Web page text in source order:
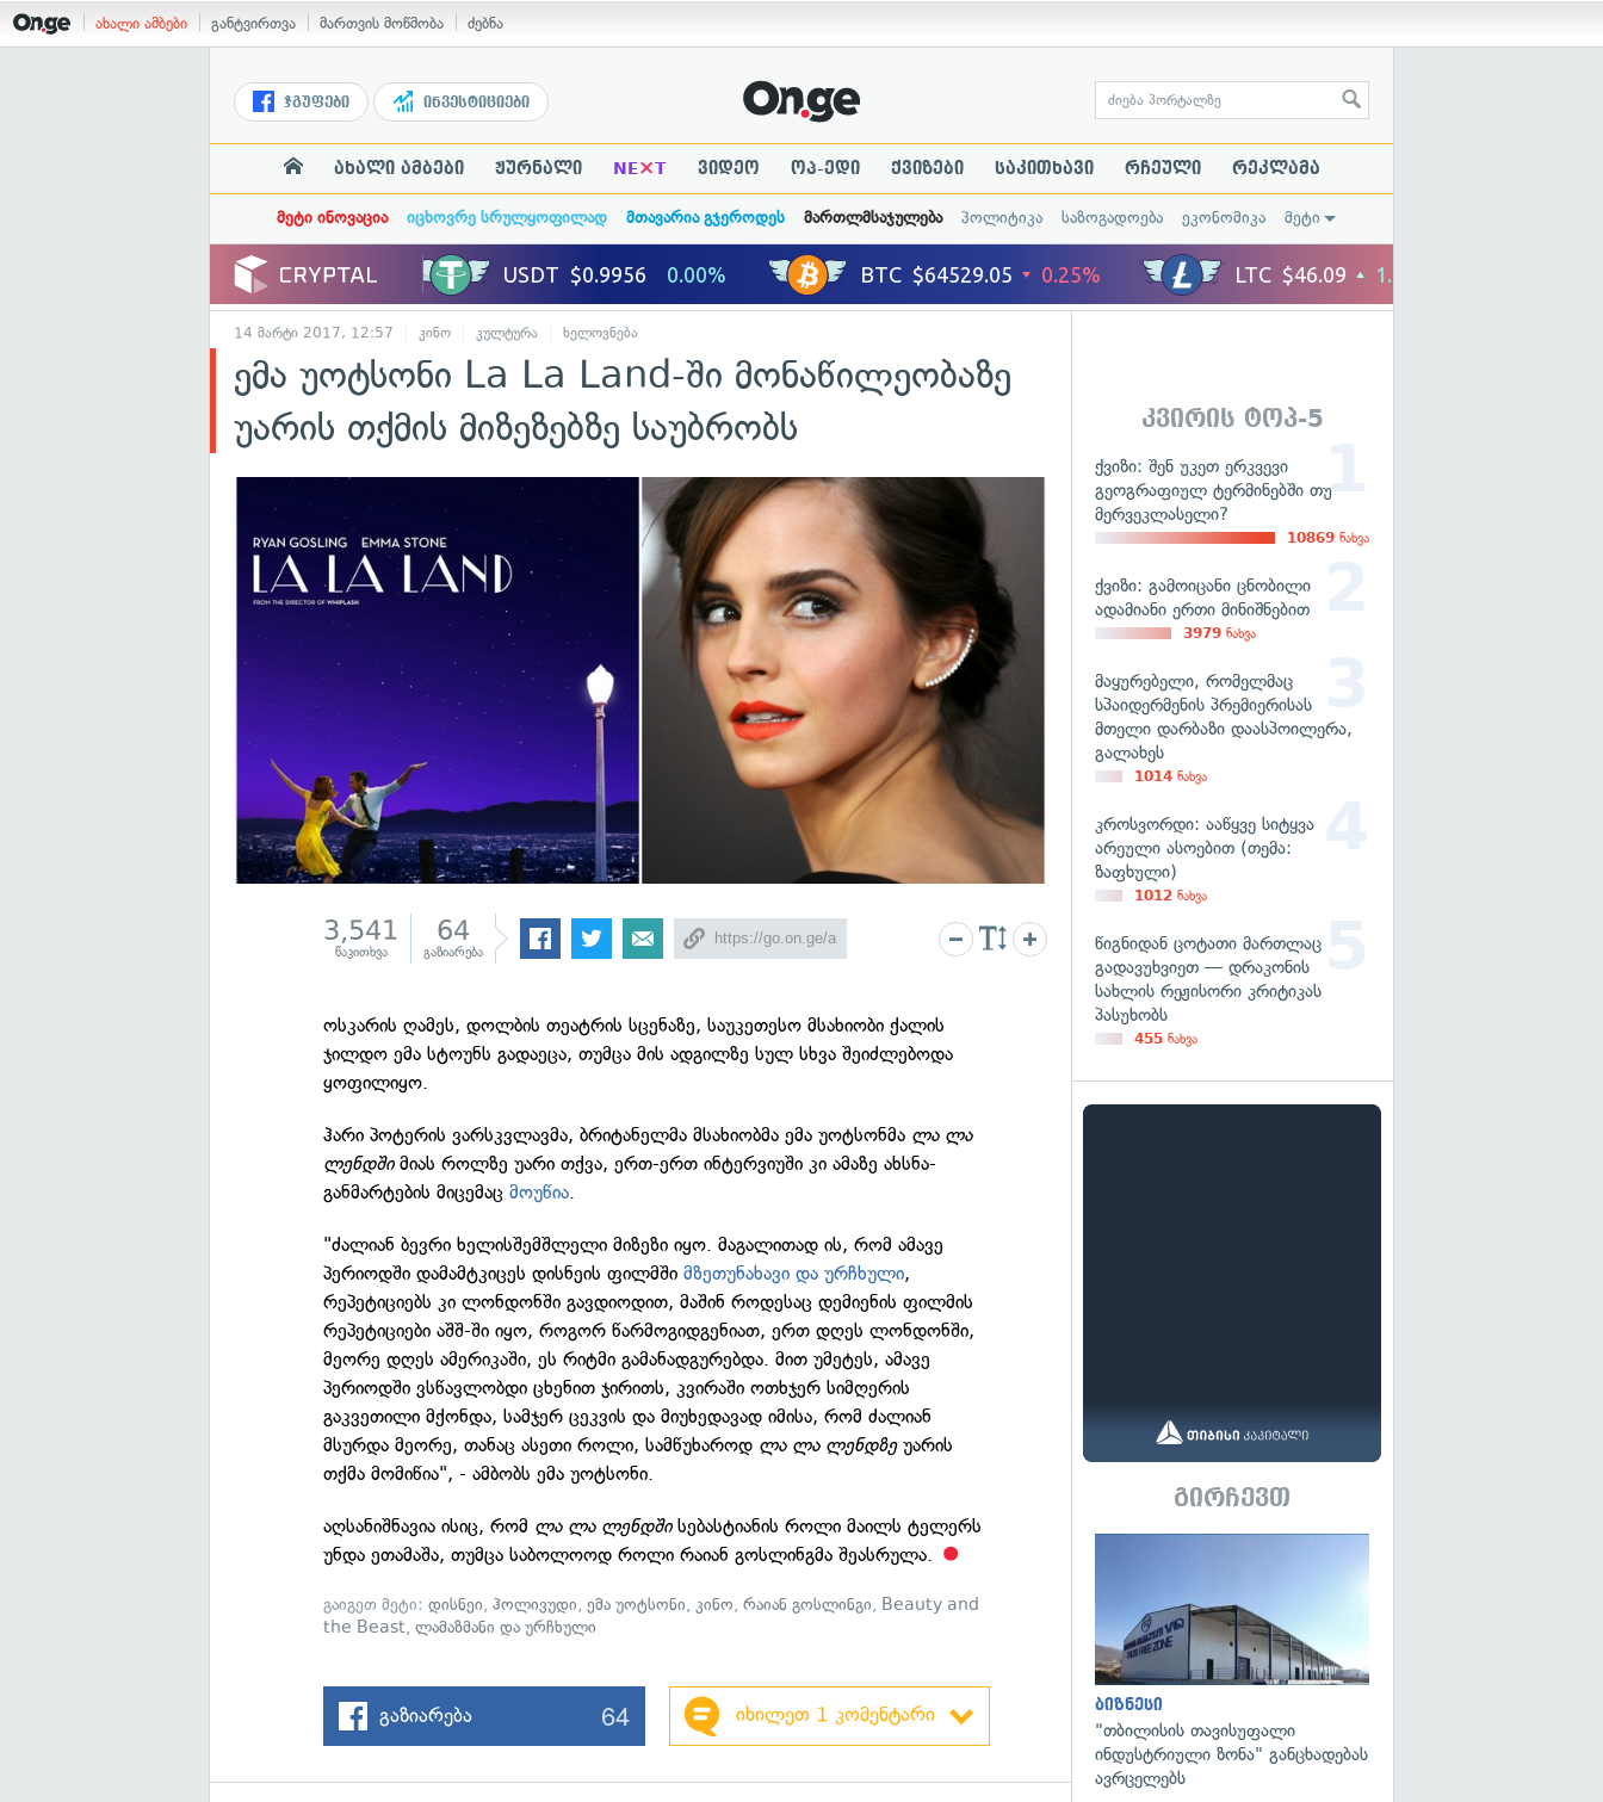
ახალი ამბები განტვირთვა მართვის მოწმობა ძებნა
ჯგუფები ინვესტიციები
ახალი ამბები ჟურნალი NE×T ვიდეო ოპ-ედი ქვიზები საკითხავი რჩეული რეკლამა
მეტი ინოვაცია იცხოვრე სრულყოფილად მთავარია გჯეროდეს მართლმსაჯულება პოლიტიკა საზოგადოება ეკონომიკა მეტი
14 მარტი 2017, 12:57 კინო კულტურა ხელოვნება
ემა უოტსონი La La Land-ში მონაწილეობაზე
უარის თქმის მიზეზებზე საუბრობს
3,541
წაკითხვა
64
გაზიარება
ოსკარის ღამეს, დოლბის თეატრის სცენაზე, საუკეთესო მსახიობი ქალის
ჯილდო ემა სტოუნს გადაეცა, თუმცა მის ადგილზე სულ სხვა შეიძლებოდა
ყოფილიყო.
ჰარი პოტერის ვარსკვლავმა, ბრიტანელმა მსახიობმა ემა უოტსონმა ლა ლა
ლენდშიმიას როლზე უარი თქვა, ერთ-ერთ ინტერვიუში კი ამაზე ახსნა-
განმარტების მიცემაცმოუწია.
"ძალიან ბევრი ხელისშემშლელი მიზეზი იყო. მაგალითად ის, რომ ამავე
პერიოდში დამამტკიცეს დისნეის ფილმშიმზეთუნახავი და ურჩხული,
რეპეტიციებს კი ლონდონში გავდიოდით, მაშინ როდესაც დემიენის ფილმის
რეპეტიციები აშშ-ში იყო, როგორ წარმოგიდგენიათ, ერთ დღეს ლონდონში,
მეორე დღეს ამერიკაში, ეს რიტმი გამანადგურებდა. მით უმეტეს, ამავე
პერიოდში ვსწავლობდი ცხენით ჯირითს, კვირაში ოთხჯერ სიმღერის
გაკვეთილი მქონდა, სამჯერ ცეკვის და მიუხედავად იმისა, რომ ძალიან
მსურდა მეორე, თანაც ასეთი როლი, სამწუხაროდ ლა ლა ლენდზეუარის
თქმა მომიწია", - ამბობს ემა უოტსონი.
აღსანიშნავია ისიც, რომ ლა ლა ლენდშისებასტიანის როლი მაილს ტელერს
უნდა ეთამაშა, თუმცა საბოლოოდ როლი რაიან გოსლინგმა შეასრულა.
გაიგეთ მეტი:დისნეი,ჰოლივუდი,ემა უოტსონი,კინო,რაიან გოსლინგი, Beauty and
the Beast,ლამაზმანი და ურჩხული
გაზიარება 64 იხილეთ 1 კომენტარი
კვირის ტოპ-5
ქვიზი: შენ უკეთ ერკვევი
გეოგრაფიულ ტერმინებში თუ
მერვეკლასელი?
10869 ნახვა
ქვიზი: გამოიცანი ცნობილი
ადამიანი ერთი მინიშნებით
3979 ნახვა
მაყურებელი, რომელმაც
სპაიდერმენის პრემიერისას
მთელი დარბაზი დაასპოილერა,
გალახეს
1014 ნახვა
კროსვორდი: ააწყვე სიტყვა
არეული ასოებით (თემა:
ზაფხული)
1012 ნახვა
წიგნიდან ცოტათი მართლაც
გადავუხვიეთ — დრაკონის
სახლის რეჟისორი კრიტიკას
პასუხობს
455 ნახვა
გირჩევთ
ბიზნესი
"თბილისის თავისუფალი
ინდუსტრიული ზონა" განცხადებას
ავრცელებს